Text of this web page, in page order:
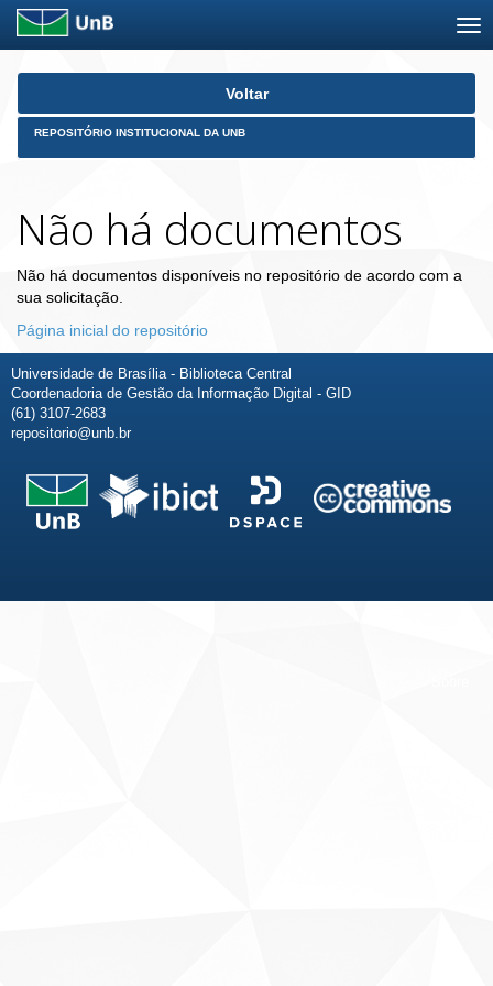
Skip
Voltar
REPOSITÓRIO INSTITUCIONAL DA UNB
Não há documentos
Não há documentos disponíveis no repositório de acordo com a
sua solicitação.
Página inicial do repositório
Universidade de Brasília - Biblioteca Central
Coordenadoria de Gestão da Informação Digital - GID
(61) 3107-2683
repositorio@unb.br